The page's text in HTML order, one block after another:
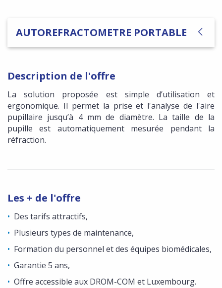
AUTOREFRACTOMETRE PORTABLE
Description de l'offre
La solution proposée est simple d’utilisation et
ergonomique. Il permet la prise et l'analyse de l'aire
pupillaire jusqu’à 4 mm de diamètre. La taille de la
pupille est automatiquement mesurée pendant la
réfraction.
Les + de l'offre
Des tarifs attractifs,
Plusieurs types de maintenance,
Formation du personnel et des équipes biomédicales,
Garantie 5 ans,
Offre accessible aux DROM-COM et Luxembourg.